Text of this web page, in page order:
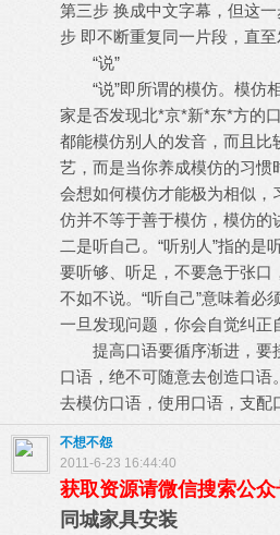
第三步 换成中文字幕，但这
步 即不断重复同一片段，直至
“说”
“说”即所谓的模仿。模仿
家是否发现北*京*新*东*方的
都能模仿别人的发音，而且比
艺，而是当你养成模仿的习惯
会想如何模仿才能极为相似，
仿并不等于善于模仿，模仿的
二是听自己。“听别人”指的是
要听够、听足，不要急于张口
不如不说。“听自己”意味着必
一旦发现问题，你会自觉纠正
提高口语要循序渐进，要
口语，绝不可随意去创造口语
去模仿口语，使用口语，支配
不想不怨
2011-6-23 16:44:40
获取资源请微信搜索公众
同城家具安装